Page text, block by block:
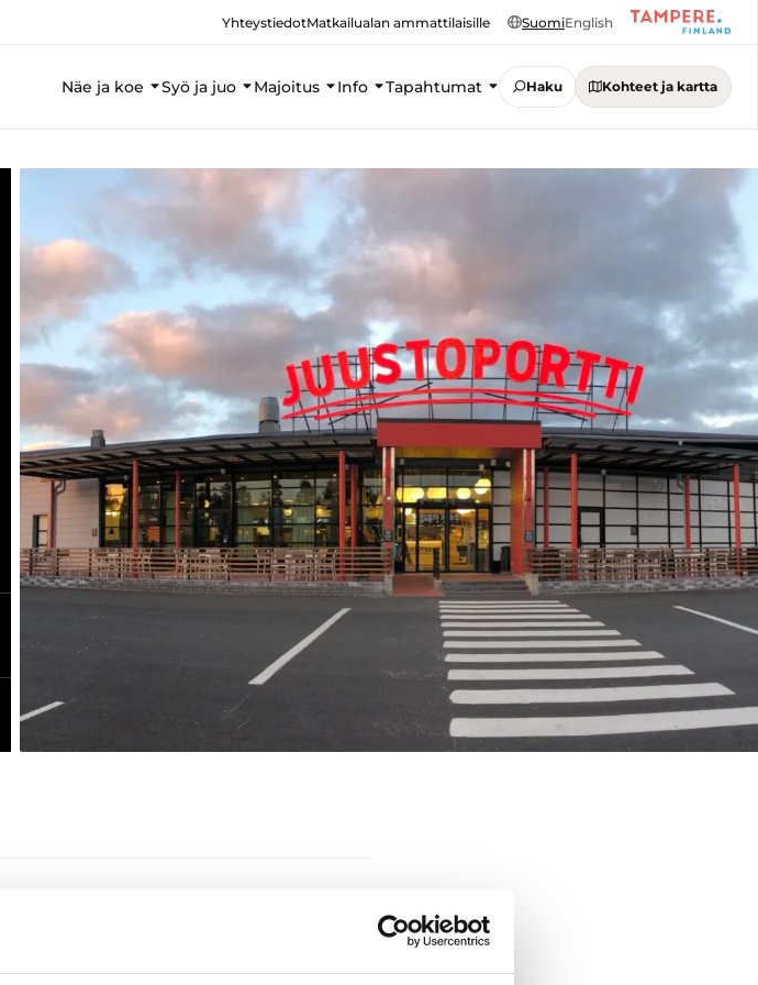
YhteystiedotMatkailualan ammattilaisille SuomiEnglish
Näe ja koe Syö ja juo Majoitus Info Tapahtumat Haku Kohteet ja kartta